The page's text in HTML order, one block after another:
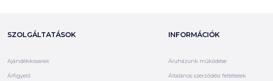
SZOLGÁLTATÁSOK
Ajándékkosarak
Árfigyelő
INFORMÁCIÓK
Áruházunk működése
Általános szerződési feltételek